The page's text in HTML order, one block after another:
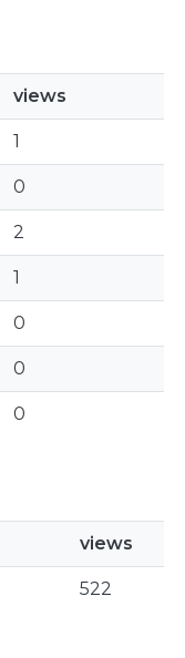
views
1
0
2
1
0
0
0
views
522